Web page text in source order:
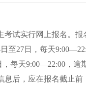
试实行网上报名。报
27日，每天
天9:00—22:00，逾
，应在报名截止前